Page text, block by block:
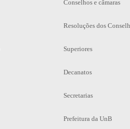
Conselhos e câmaras
Resoluções dos
Superiores
Decanatos
Secretarias
Prefeitura da UnB